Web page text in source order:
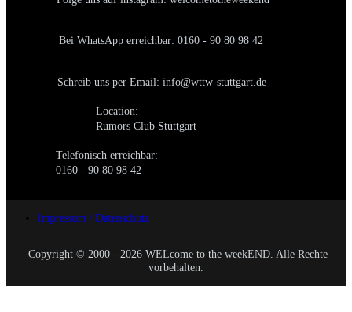
Bei WhatsApp erreichbar: 0160 - 90 80 98 42
Schreib uns per Email: info@wttw-stuttgart.de
Location:
Rumors Club Stuttgart
Telefonisch erreichbar:
0160 - 90 80 98 42
Impressum / Datenschutz
Copyright © 2000 - 2026 WELcome to the weekEND. Alle Rechte
vorbehalten.